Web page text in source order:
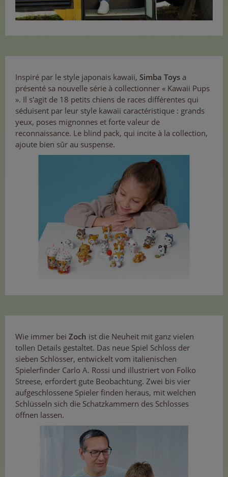
Inspiré par le style japonais kawaii, Simba Toys a
présenté sa nouvelle série à collectionner « Kawaii Pups
». Il s'agit de 18 petits chiens de races différentes qui
séduisent par leur style kawaii caractéristique : grands
yeux, poses mignonnes et forte valeur de
reconnaissance. Le blind pack, qui incite à la collection,
ajoute bien sûr au suspense.
Wie immer bei Zoch ist die Neuheit mit ganz vielen
tollen Details gestaltet. Das neue Spiel Schloss der
sieben Schlösser, entwickelt vom italienischen
Spielerfinder Carlo A. Rossi und illustriert von Folko
Streese, erfordert gute Beobachtung. Zwei bis vier
aufgeschlossene Spieler finden heraus, mit welchen
Schlüsseln sich die Schatzkammern des Schlosses
öffnen lassen.